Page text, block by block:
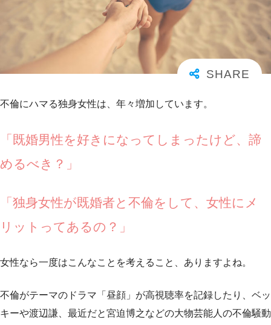
不倫にハマる独身女性は、年々増加しています。
「既婚男性を好きになってしまったけど、諦
めるべき？」
「独身女性が既婚者と不倫をして、女性にメ
リットってあるの？」
女性なら一度はこんなことを考えること、ありますよね。
不倫がテーマのドラマ「昼顔」が高視聴率を記録したり、ベッ
キーや渡辺謙、最近だと宮迫博之などの大物芸能人の不倫騒動